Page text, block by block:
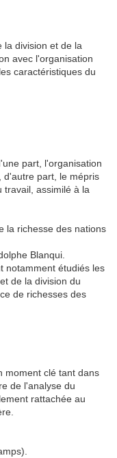
la division et de la
avec l'organisation
caractéristiques du
part, l'organisation
d'autre part, le mépris
travail, assimilé à la
la richesse des nations
Blanqui.
notamment étudiés les
de la division du
de richesses des
moment clé tant dans
de l'analyse du
rattachée au